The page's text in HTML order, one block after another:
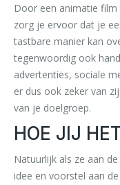
Door een animatie
zorg je ervoor dat je
tastbare manier kan
tegenwoordig ook
advertenties, sociale
er dus ook zeker van
van je doelgroep.
HOE JIJ
Natuurlijk als ze aan
idee en voorstel aan